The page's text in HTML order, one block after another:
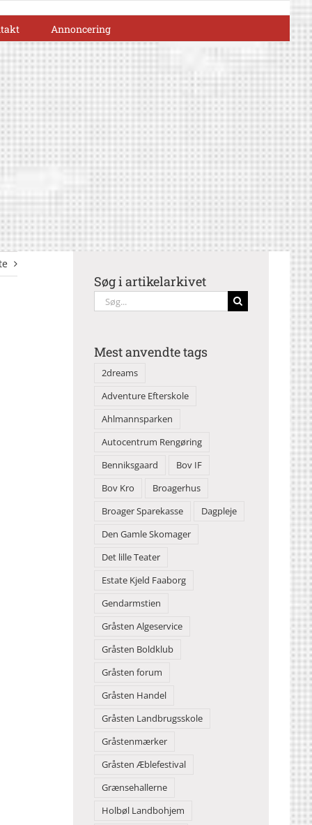
Annoncering
Søg i artikelarkivet
Søg
efter:
Mest anvendte tags
2dreams
Adventure Efterskole
Ahlmannsparken
Autocentrum Rengøring
Benniksgaard
Bov IF
Bov Kro
Broagerhus
Broager Sparekasse
Dagpleje
Den Gamle Skomager
Det lille Teater
Estate Kjeld Faaborg
Gendarmstien
Gråsten Algeservice
Gråsten Boldklub
Gråsten forum
Gråsten Handel
Gråsten Landbrugsskole
Gråstenmærker
Gråsten Æblefestival
Grænsehallerne
Holbøl Landbohjem